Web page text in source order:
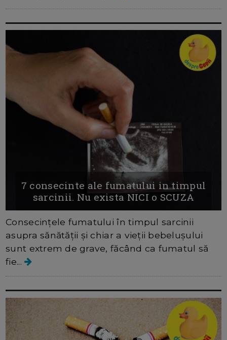
7 consecinte ale fumatului in timpul
sarcinii. Nu exista NICI o SCUZA
Consecințele fumatului în timpul sarcinii
asupra sănătății și chiar a vieții bebelușului
sunt extrem de grave, făcând ca fumatul să
fie...